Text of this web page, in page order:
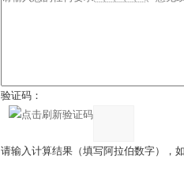
验证码：
请输入计算结果（填写阿拉伯数字），如